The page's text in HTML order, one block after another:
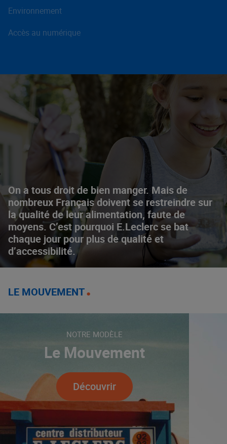
On a tous droit de bien manger. Mais de
nombreux Français doivent se restreindre sur
la qualité de leur alimentation, faute de
moyens. C’est pourquoi E.Leclerc se bat
chaque jour pour plus de qualité et
d’accessibilité.
Environnement
Accès au numérique
LE MOUVEMENT
NOTRE MODÈLE
Le Mouvement
Découvrir